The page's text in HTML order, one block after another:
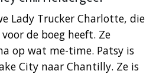
Lady Trucker Charlotte, die
de boeg heeft. Ze
op wat me-time. Patsy is
City naar Chantilly. Ze is